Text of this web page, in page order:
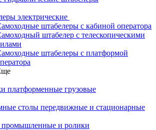
электрические
штабелеры с кабиной оператора
штабелер с телескопическими
штабелеры с платформой
платформенные грузовые
столы передвижные и стационарные
промышленные и ролики